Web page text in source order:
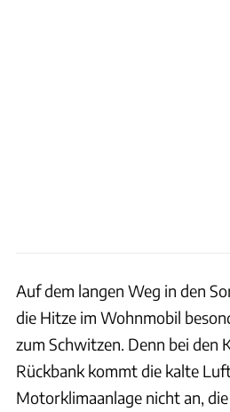
Auf dem langen Weg in den
die Hitze im Wohnmobil
zum Schwitzen. Denn bei den
Rückbank kommt die kalte
Motorklimaanlage nicht an,